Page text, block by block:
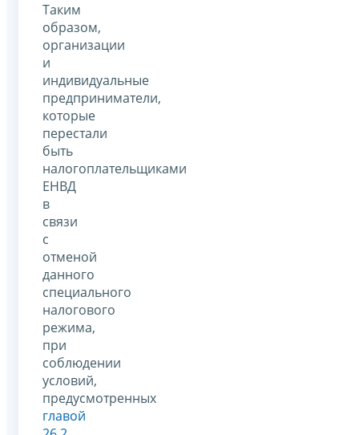
Таким
образом,
организации
и
индивидуальные
предприниматели,
которые
перестали
быть
налогоплательщиками
ЕНВД
в
связи
с
отменой
данного
специального
налогового
режима,
при
соблюдении
условий,
предусмотренных
главой